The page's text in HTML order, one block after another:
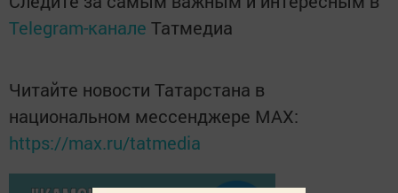
Telegram-канале Татмедиа
Читайте новости Татарстана в
национальном мессенджере MАХ:
https://max.ru/tatmedia